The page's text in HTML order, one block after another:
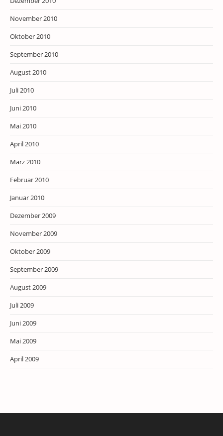
November 2010
Oktober 2010
September 2010
August 2010
Juli 2010
Juni 2010
Mai 2010
April 2010
März 2010
Februar 2010
Januar 2010
Dezember 2009
November 2009
Oktober 2009
September 2009
August 2009
Juli 2009
Juni 2009
Mai 2009
April 2009